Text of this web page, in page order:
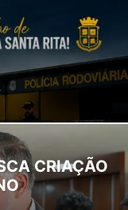
ESPERANÇA DO SUL
GRAMADO
IVOTI
MONTENEGRO
PETRÓPOLIS
PANAMBI
PORTO ALEGRE
SANTIAGO
SÃO GABRIEL
DO SUL SERRA
CRIAÇÃO